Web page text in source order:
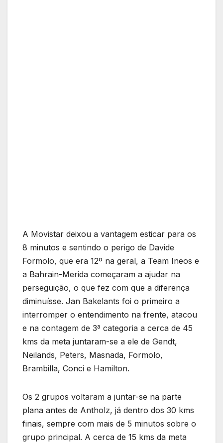
A Movistar deixou a vantagem esticar para os
8 minutos e sentindo o perigo de Davide
Formolo, que era 12º na geral, a Team Ineos e
a Bahrain-Merida começaram a ajudar na
perseguição, o que fez com que a diferença
diminuísse. Jan Bakelants foi o primeiro a
interromper o entendimento na frente, atacou
e na contagem de 3ª categoria a cerca de 45
kms da meta juntaram-se a ele de Gendt,
Neilands, Peters, Masnada, Formolo,
Brambilla, Conci e Hamilton.
Os 2 grupos voltaram a juntar-se na parte
plana antes de Antholz, já dentro dos 30 kms
finais, sempre com mais de 5 minutos sobre o
grupo principal. A cerca de 15 kms da meta